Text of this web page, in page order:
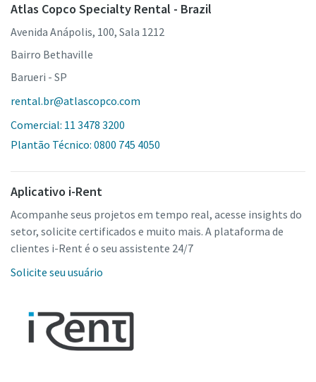
Atlas Copco Specialty Rental - Brazil
Avenida Anápolis, 100, Sala 1212
Bairro Bethaville
Barueri - SP
rental.br@atlascopco.com
Comercial: 11 3478 3200
Plantão Técnico: 0800 745 4050
Aplicativo i-Rent
Acompanhe seus projetos em tempo real, acesse insights do
setor, solicite certificados e muito mais. A plataforma de
clientes i-Rent é o seu assistente 24/7
Solicite seu usuário